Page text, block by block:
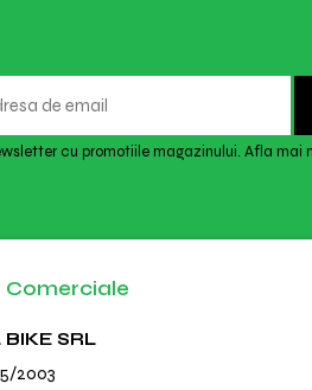
cu promotiile magazinului. Afla mai
Comerciale
BIKE SRL
2003